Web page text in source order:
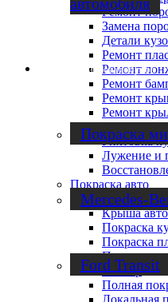
Ремонт микроавтобусов
Покраска
Mercedes-
Ford Transit
Ремонт
Замена
Детали
Ремонт
Ремонт
Ремонт
Ремонт
Ремонт
Ремонт
Рихтовка
Лужение и
Покраска авто
Решетка
Крыша авто
Покраска
Покраска
Покраска
Бампер
Полная
Локальная